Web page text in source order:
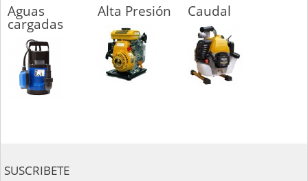
Aguas
cargadas
Alta Presión Caudal
SUSCRIBETE